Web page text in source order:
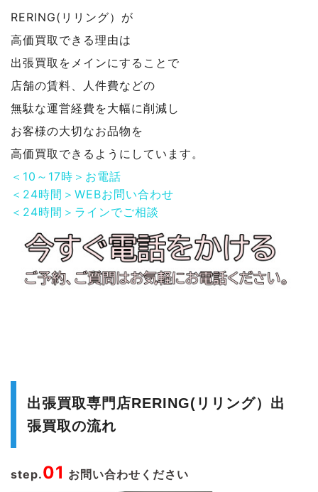
RERING(リリング）が
高価買取できる理由は
出張買取をメインにすることで
店舗の賃料、人件費などの
無駄な運営経費を大幅に削減し
お客様の大切なお品物を
高価買取できるようにしています。
＜10～17時＞お電話
＜24時間＞WEBお問い合わせ
＜24時間＞ラインでご相談
出張買取専門店RERING(リリング）出
張買取の流れ
step.01 お問い合わせください